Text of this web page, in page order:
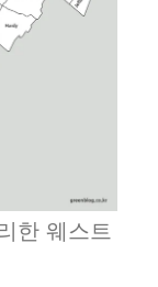
한 웨스트